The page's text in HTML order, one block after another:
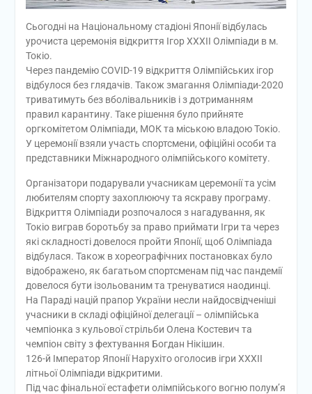
Сьогодні на Національному стадіоні Японії відбулась
урочиста церемонія відкриття Ігор ХХХІІ Олімпіади в м.
Токіо.
Через пандемію СОVID-19 відкриття Олімпійських ігор
відбулося без глядачів. Також змагання Олімпіади-2020
триватимуть без вболівальників і з дотриманням
правил карантину. Таке рішення було прийняте
оргкомітетом Олімпіади, МОК та міською владою Токіо.
У церемонії взяли участь спортсмени, офіційні особи та
представники Міжнародного олімпійського комітету.
Організатори подарували учасникам церемонії та усім
любителям спорту захоплюючу та яскраву програму.
Відкриття Олімпіади розпочалося з нагадування, як
Токіо виграв боротьбу за право приймати Ігри та через
які складності довелося пройти Японії, щоб Олімпіада
відбулася. Також в хореографічних постановках було
відображено, як багатьом спортсменам під час пандемії
довелося бути ізольованим та тренуватися наодинці.
На Параді націй прапор України несли найдосвідченіші
учасники в складі офіційної делегації – олімпійська
чемпіонка з кульової стрільби Олена Костевич та
чемпіон світу з фехтування Богдан Нікішин.
126-й Імператор Японії Нарухіто оголосив ігри XXXII
літньої Олімпіади відкритими.
Під час фінальної естафети олімпійського вогню полум’я